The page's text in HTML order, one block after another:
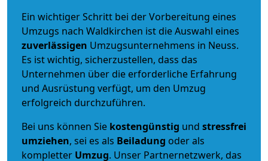
Ein wichtiger Schritt bei der Vorbereitung eines
Umzugs nach Waldkirchen ist die Auswahl eines
zuverlässigen Umzugsunternehmens in Neuss.
Es ist wichtig, sicherzustellen, dass das
Unternehmen über die erforderliche Erfahrung
und Ausrüstung verfügt, um den Umzug
erfolgreich durchzuführen.
Bei uns können Sie kostengünstig und stressfrei
umziehen, sei es als Beiladung oder als
kompletter Umzug. Unser Partnernetzwerk, das